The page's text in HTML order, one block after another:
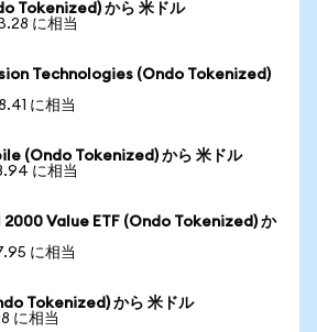
Tokenized) から 米ドル
に相当
Technologies (Ondo Tokenized)
に相当
(Ondo Tokenized) から 米ドル
に相当
2000 Value ETF (Ondo Tokenized) か
に相当
Tokenized) から 米ドル
に相当